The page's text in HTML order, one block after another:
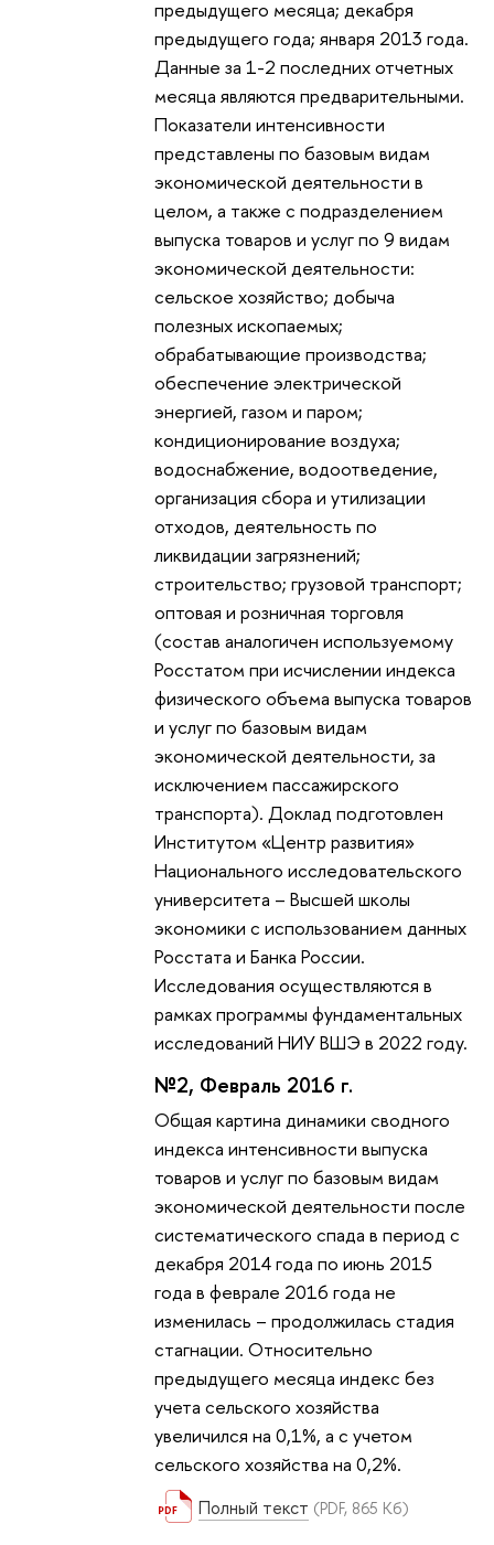
предыдущего месяца; декабря
предыдущего года; января 2013 года.
Данные за 1-2 последних отчетных
месяца являются предварительными.
Показатели интенсивности
представлены по базовым видам
экономической деятельности в
целом, а также с подразделением
выпуска товаров и услуг по 9 видам
экономической деятельности:
сельское хозяйство; добыча
полезных ископаемых;
обрабатывающие производства;
обеспечение электрической
энергией, газом и паром;
кондиционирование воздуха;
водоснабжение, водоотведение,
организация сбора и утилизации
отходов, деятельность по
ликвидации загрязнений;
строительство; грузовой транспорт;
оптовая и розничная торговля
(состав аналогичен используемому
Росстатом при исчислении индекса
физического объема выпуска товаров
и услуг по базовым видам
экономической деятельности, за
исключением пассажирского
транспорта). Доклад подготовлен
Институтом «Центр развития»
Национального исследовательского
университета – Высшей школы
экономики с использованием данных
Росстата и Банка России.
Исследования осуществляются в
рамках программы фундаментальных
исследований НИУ ВШЭ в 2022 году.
№2, Февраль 2016 г.
Общая картина динамики сводного
индекса интенсивности выпуска
товаров и услуг по базовым видам
экономической деятельности после
систематического спада в период с
декабря 2014 года по июнь 2015
года в феврале 2016 года не
изменилась – продолжилась стадия
стагнации. Относительно
предыдущего месяца индекс без
учета сельского хозяйства
увеличился на 0,1%, а с учетом
сельского хозяйства на 0,2%.
Полный текст (PDF, 865 Кб)